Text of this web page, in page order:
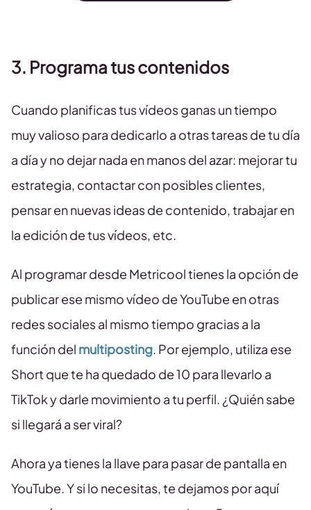
3. Programa tus contenidos
Cuando planificas tus vídeos ganas un tiempo
muy valioso para dedicarlo a otras tareas de tu día
a día y no dejar nada en manos del azar: mejorar tu
estrategia, contactar con posibles clientes,
pensar en nuevas ideas de contenido, trabajar en
la edición de tus vídeos, etc.
Al programar desde Metricool tienes la opción de
publicar ese mismo vídeo de YouTube en otras
redes sociales al mismo tiempo gracias a la
función del multiposting. Por ejemplo, utiliza ese
Short que te ha quedado de 10 para llevarlo a
TikTok y darle movimiento a tu perfil. ¿Quién sabe
si llegará a ser viral?
Ahora ya tienes la llave para pasar de pantalla en
YouTube. Y si lo necesitas, te dejamos por aquí